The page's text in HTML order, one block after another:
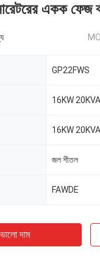
একক ফেজ
GP22FWS
16KW 20KVA
16KW 20KVA
জল শীতল
FAWDE
ভালো দাম